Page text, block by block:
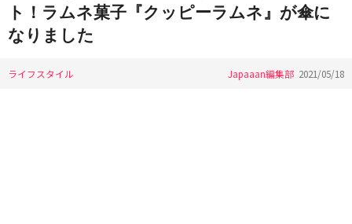
ト！ラムネ菓子『クッピーラムネ』が傘に
なりました
ライフスタイル Japaaan編集部 2021/05/18